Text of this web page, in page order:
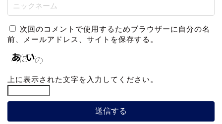
次回のコメントで使用するためブラウザーに自分の名
前、メールアドレス、サイトを保存する。
上に表示された文字を入力してください。